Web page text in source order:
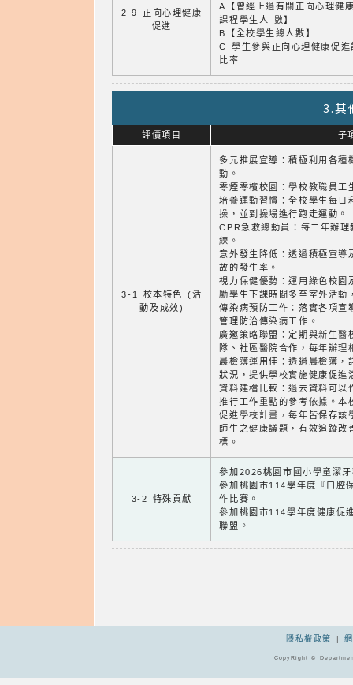
2-9 正向心理健康
促進
A【曾經上過有關正向心理健
課程學生人 數】
B【全校學生總人數】
C 學生參與正向心理健康促進
比率
3.其
評價項目 子
3-1 校本特色 (活
動及成效)
多元推展宣導：積極利用各種
動。
零煙零檳校園：學校教職員工
培養運動習慣：全校學生每日
操，並到操場進行跑走運動。
CPR急救總動員：每二年辦
練。
意外發生降低：透過積極宣導
故的發生率。
視力保健優勢：運用綠色校園
勵學生下課時間多至室外活動
傳染病預防工作：落實各項宣
管理防治傳染病工作。
廣邀策略聯盟：定期與新生醫
隊、社區醫院合作，每年辦理
晨檢簿運用佳：透過晨檢簿，
狀況，提供學校實施健康促進
資料建檔比較：過去資料可以
推行工作重點的參考依據。本
促進學校計畫，每年皆保存該
師生之健康議題，有效追蹤改
標。
3-2 特殊貢獻
參加2026桃園市國小學童潔
參加桃園市114學年度『口腔
作比賽。
參加桃園市114學年度健康促
聯盟。
隱私權政策 |
CopyRight ©